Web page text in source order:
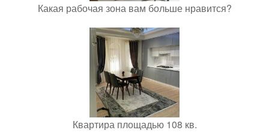
Какая рабочая зона вам больше нравится?
Квартира площадью 108 кв.